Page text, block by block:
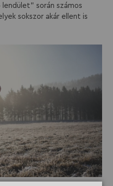
során számos
sokszor akár ellent is